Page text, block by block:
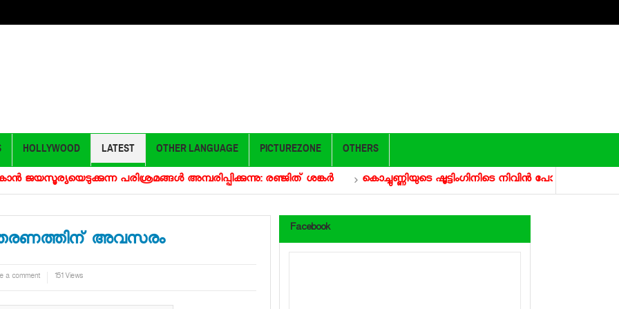
HOLLYWOOD LATEST OTHER LANGUAGE PICTUREZONE OTHERS
ജയസൂര്യയെടുക്കുന്ന പരിശ്രമങ്ങള്‍ അമ്പരിപ്പിക്കുന്നു: രഞ്ജിത് ശങ്കര്‍ കൊച്ചുണ്ണിയുടെ ഷൂട്ടിംഗിനിടെ നിവിന്‍ പോളിക്ക് പരുക്ക്; 15
അവസരം
a comment 151 Views
Facebook